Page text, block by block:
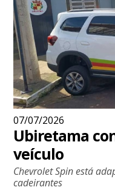
07/07/2026
Ubiretama
veículo
Chevrolet Spin está
cadeirantes